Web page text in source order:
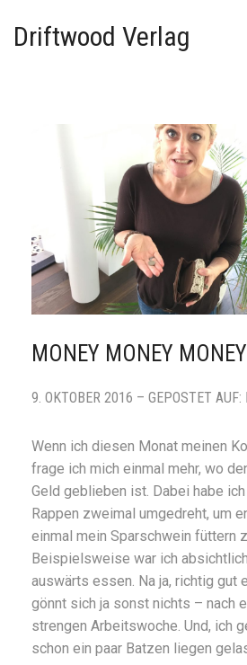
Driftwood Verlag
MONEY MONEY MONEY
9. OKTOBER 2016 – GEPOSTET AUF:
Wenn ich diesen Monat meinen
frage ich mich einmal mehr, wo
Geld geblieben ist. Dabei habe
Rappen zweimal umgedreht, um
einmal mein Sparschwein füttern
Beispielsweise war ich
auswärts essen. Na ja, richtig gut
gönnt sich ja sonst nichts – nach
strengen Arbeitswoche. Und, ich
schon ein paar Batzen liegen